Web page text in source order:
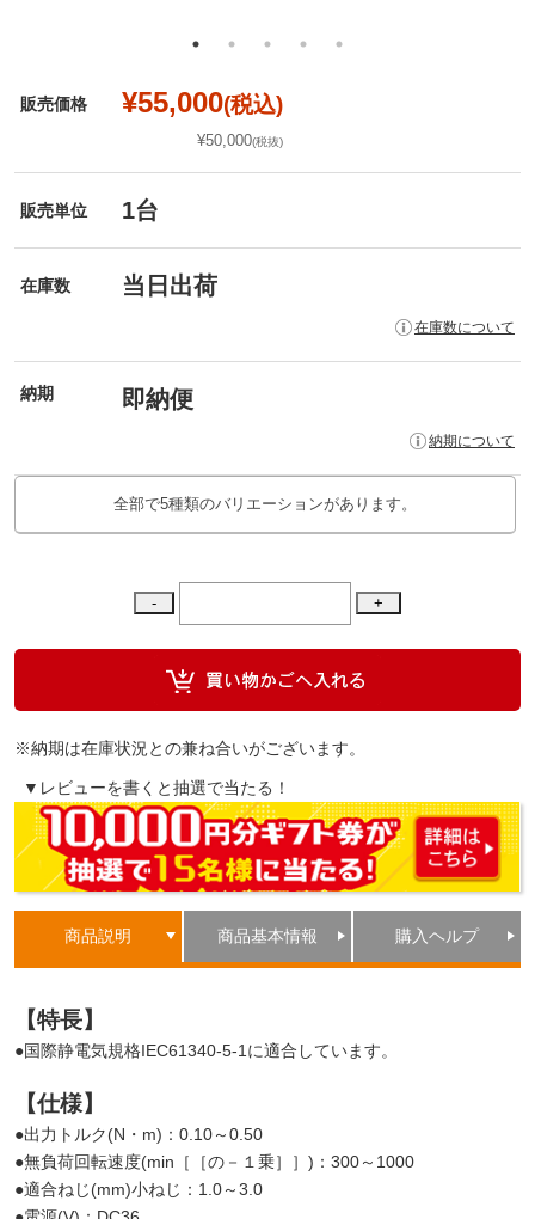
販売価格 ¥55,000(税込)
¥50,000(税抜)
販売単位 1台
在庫数 当日出荷
在庫数について
納期 即納便
納期について
全部で5種類のバリエーションがあります。
※納期は在庫状況との兼ね合いがございます。
▼レビューを書くと抽選で当たる！
商品説明 商品基本情報 購入ヘルプ
【特長】
●国際静電気規格IEC61340-5-1に適合しています。
【仕様】
●出力トルク(N・m)：0.10～0.50
●無負荷回転速度(min［［の－１乗］］)：300～1000
●適合ねじ(mm)小ねじ：1.0～3.0